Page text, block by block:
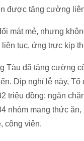
được tăng cường
mát mẻ, nhưng
liên tục, ứng trực kịp
Tàu đã tăng cường
Dịp nghỉ lễ này,
triệu đồng; ngăn
nhóm mang thức
công viên.